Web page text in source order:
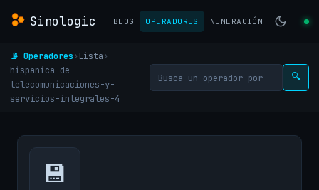
Sinologic BLOG OPERADORES NUMERACIÓN
📡 Operadores› Lista›
hispanica-de-
telecomunicaciones-y-
servicios-integrales-4
🔍
💾